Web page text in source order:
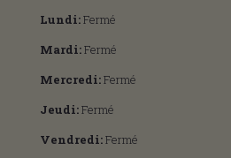
Lundi:Fermé
Mardi:Fermé
Mercredi:Fermé
Jeudi:Fermé
Vendredi:Fermé